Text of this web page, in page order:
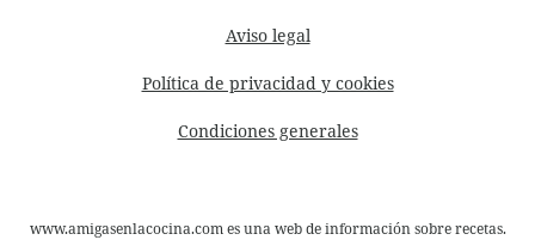
Aviso legal
Política de privacidad y cookies
Condiciones generales
www.amigasenlacocina.com es una web de información sobre recetas.